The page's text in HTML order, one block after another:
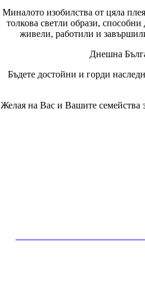
Миналото изобилства от цяла
толкова светли образи,
живели, работили и
Днешна
Бъдете достойни и горди
Желая на Вас и Вашите семейства